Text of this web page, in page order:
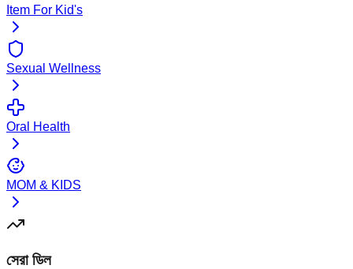
Item For Kid's
Sexual Wellness
Oral Health
MOM & KIDS
সেরা ডিল